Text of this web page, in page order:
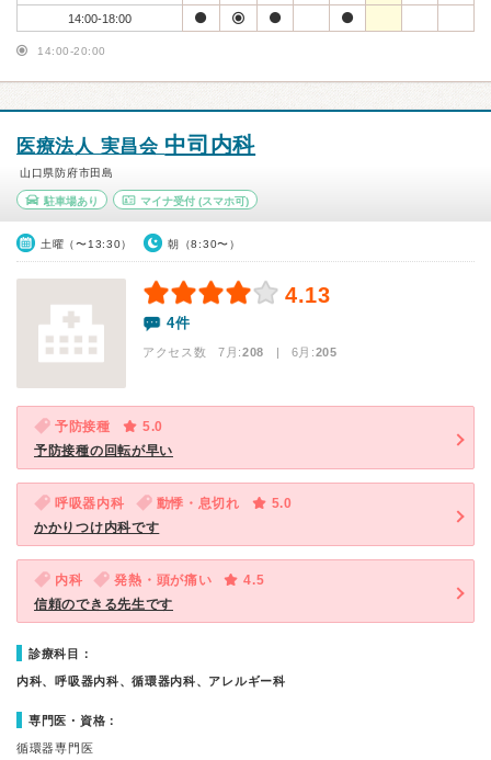
14:00-18:00
14:00-20:00
医療法人 実昌会 中司内科
山口県防府市田島
駐車場あり マイナ受付(スマホ可)
土曜（〜13:30） 朝（8:30〜）
4.13
4件
アクセス数 7月:208 | 6月:205
予防接種
5.0
予防接種の回転が早い
呼吸器内科 動悸・息切れ
5.0
かかりつけ内科です
内科 発熱・頭が痛い
4.5
信頼のできる先生です
診療科目：
内科、呼吸器内科、循環器内科、アレルギー科
専門医・資格：
循環器専門医